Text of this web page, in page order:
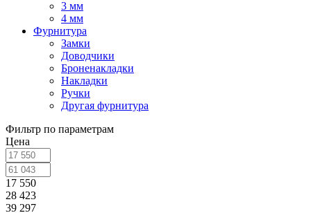
3 мм
4 мм
Фурнитура
Замки
Доводчики
Броненакладки
Накладки
Ручки
Другая фурнитура
Фильтр по параметрам
Цена
17 550
28 423
39 297